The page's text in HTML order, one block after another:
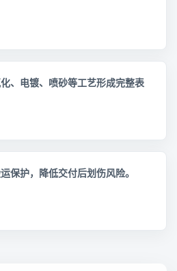
、电镀、喷砂等工艺形成完整表
保护，降低交付后划伤风险。